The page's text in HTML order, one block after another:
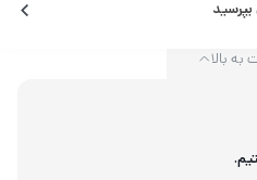
بپرسید
به بالا